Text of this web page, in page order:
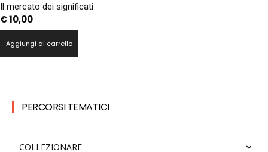
Il mercato dei significati
€10,00
Aggiungi al carrello
PERCORSI TEMATICI
COLLEZIONARE